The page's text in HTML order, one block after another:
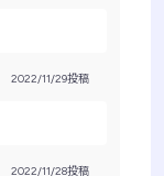
2022/11/29投稿
2022/11/28投稿